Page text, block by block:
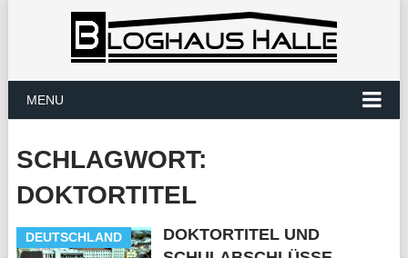
MENU
SCHLAGWORT:
DOKTORTITEL
DEUTSCHLAND
DOKTORTITEL UND